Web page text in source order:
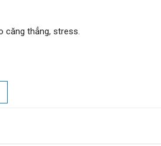
căng thẳng, stress.